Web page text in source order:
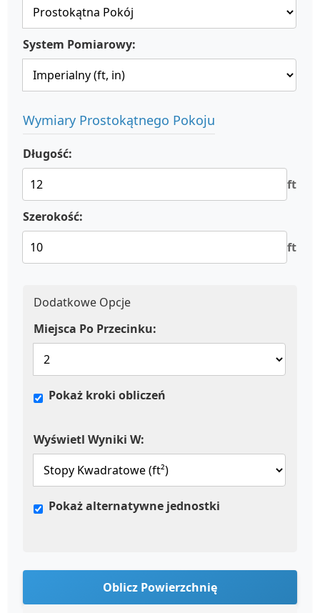
System Pomiarowy:
Wymiary Prostokątnego Pokoju
Długość:
ft
Szerokość:
ft
Dodatkowe Opcje
Miejsca Po Przecinku:
Pokaż kroki obliczeń
Wyświetl Wyniki W:
Pokaż alternatywne jednostki
Oblicz Powierzchnię